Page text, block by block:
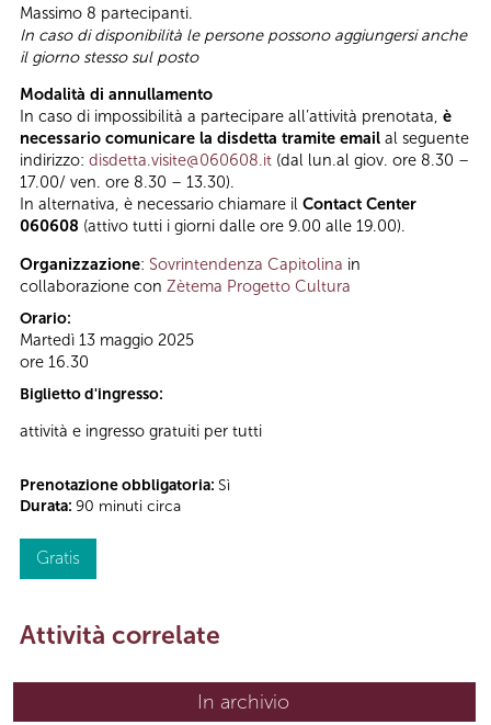
Massimo 8 partecipanti.
In caso di disponibilità le persone possono aggiungersi anche
il giorno stesso sul posto
Modalità di annullamento
In caso di impossibilità a partecipare all’attività prenotata, è
necessario comunicare la disdetta tramite email al seguente
indirizzo: disdetta.visite@060608.it (dal lun.al giov. ore 8.30 –
17.00/ ven. ore 8.30 – 13.30).
In alternativa, è necessario chiamare il Contact Center
060608 (attivo tutti i giorni dalle ore 9.00 alle 19.00).
Organizzazione: Sovrintendenza Capitolina in
collaborazione con Zètema Progetto Cultura
Orario:
Martedì 13 maggio 2025
ore 16.30
Biglietto d'ingresso:
attività e ingresso gratuiti per tutti
Prenotazione obbligatoria: Sì
Durata: 90 minuti circa
Gratis
Attività correlate
In archivio